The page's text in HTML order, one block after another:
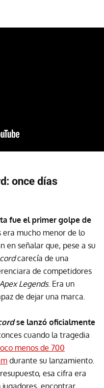
once días
fue el primer golpe de
era mucho menor de lo
en señalar que, pese a su
carecía de una
de competidores
Legends. Era un
de dejar una marca.
se lanzó oficialmente
cuando la tragedia
menos de 700
durante su lanzamiento.
esa cifra era
encontrar